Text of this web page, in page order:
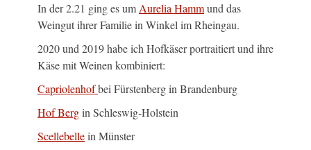
In der 2.21 ging es umAurelia Hammund das
Weingut ihrer Familie in Winkel im Rheingau.
2020 und 2019 habe ich Hofkäser portraitiert und ihre
Käse mit Weinen kombiniert:
Capriolenhofbei Fürstenberg in Brandenburg
Hof Bergin Schleswig-Holstein
Scellebellein Münster